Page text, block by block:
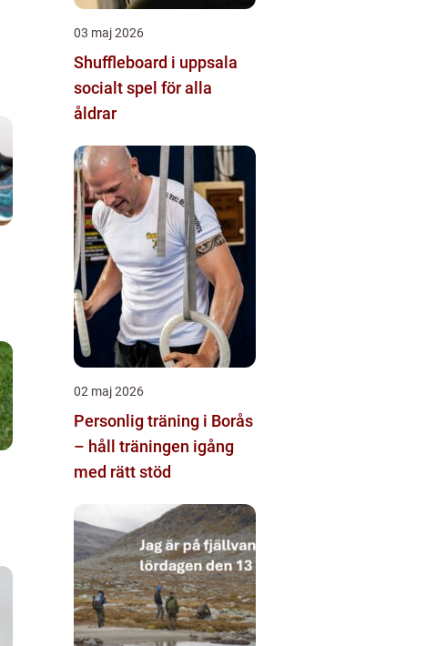
03 maj 2026
Shuffleboard i uppsala
socialt spel för alla
åldrar
02 maj 2026
Personlig träning i Borås
– håll träningen igång
med rätt stöd